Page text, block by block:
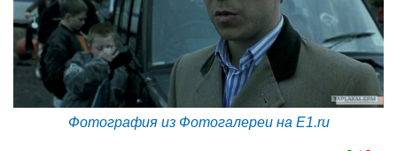
Фотография из Фотогалереи на E1.ru